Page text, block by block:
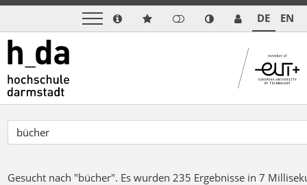
DE EN
Gesucht nach "bücher". Es wurden 235 Ergebnisse in 7